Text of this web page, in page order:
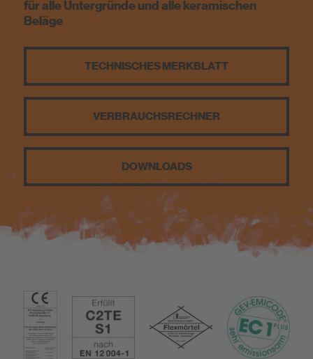
Nachhaltigkeit
für alle Untergründe und alle keramischen
Beläge
TECHNISCHES MERKBLATT
VERBRAUCHS­RECHNER
DOWNLOADS